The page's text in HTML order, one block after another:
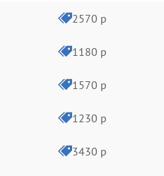
2570 р
1180 р
1570 р
1230 р
3430 р